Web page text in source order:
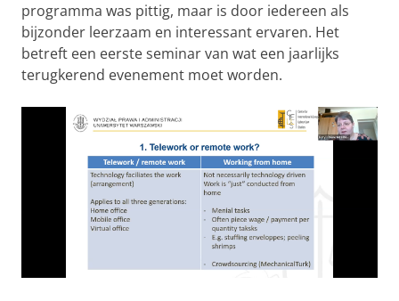
programma was pittig, maar is door iedereen als
bijzonder leerzaam en interessant ervaren. Het
betreft een eerste seminar van wat een jaarlijks
terugkerend evenement moet worden.